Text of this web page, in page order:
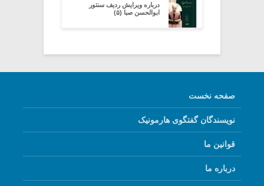
درباره ویرایش ردیف سنتور
ابوالحسن صبا (۵)
صفحه نخست
نویسندگان گفتگوی هارمونیک
قوانین ما
درباره ما